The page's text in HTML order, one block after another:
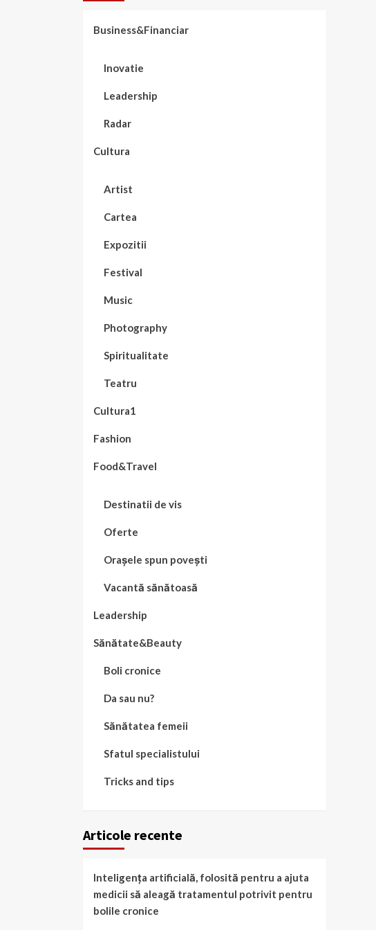
Business&Financiar
Inovatie
Leadership
Radar
Cultura
Artist
Cartea
Expozitii
Festival
Music
Photography
Spiritualitate
Teatru
Cultura1
Fashion
Food&Travel
Destinatii de vis
Oferte
Orașele spun povești
Vacantă sănătoasă
Leadership
Sănătate&Beauty
Boli cronice
Da sau nu?
Sănătatea femeii
Sfatul specialistului
Tricks and tips
Articole recente
Inteligența artificială, folosită pentru a ajuta
medicii să aleagă tratamentul potrivit pentru
bolile cronice